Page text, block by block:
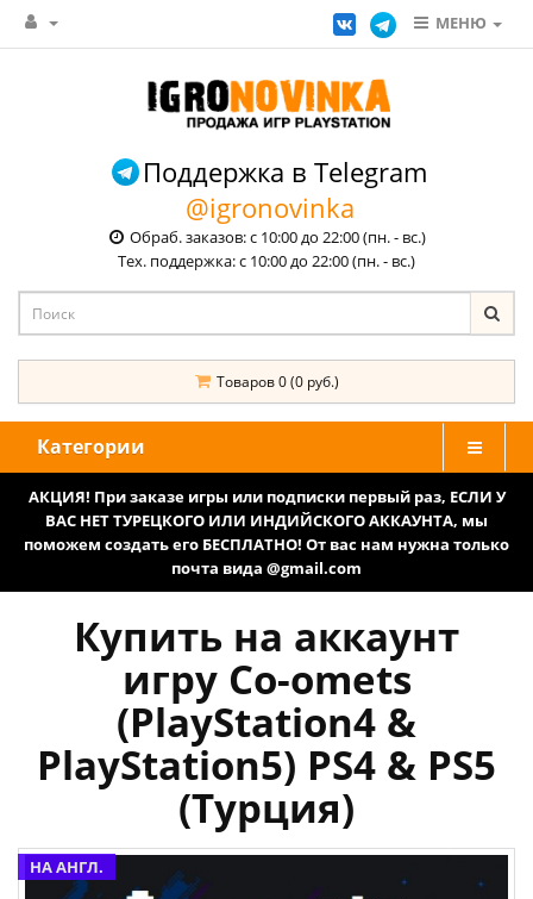
МЕНЮ
Поддержка в Telegram
@igronovinka
Обраб. заказов: с 10:00 до 22:00 (пн. - вс.)
Тех. поддержка: с 10:00 до 22:00 (пн. - вс.)
Товаров 0 (0 руб.)
Категории
АКЦИЯ! При заказе игры или подписки первый раз, ЕСЛИ У
ВАС НЕТ ТУРЕЦКОГО ИЛИ ИНДИЙСКОГО АККАУНТА, мы
поможем создать его БЕСПЛАТНО! От вас нам нужна только
почта вида @gmail.com
Купить на аккаунт
игру Co-omets
(PlayStation4 &
PlayStation5) PS4 & PS5
(Турция)
НА АНГЛ.